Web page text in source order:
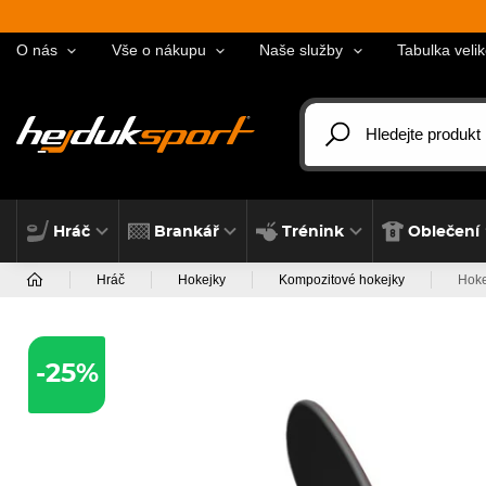
O nás Vše o nákupu Naše služby Tabulka
Hráč Brankář Trénink Oblečení
Hráč Hokejky Kompozitové hokejky
-25%